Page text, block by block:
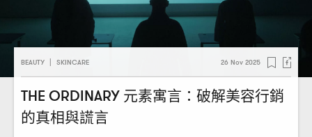
BEAUTY SKINCARE 26 Nov 2025
THE ORDINARY 元素寓言 ： 破解美容行銷
的真相與謊言